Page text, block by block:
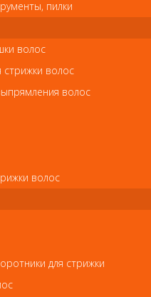
Ножевой блок 6 мм» может
с фотографиями и
ненадлежащего
пилки
волос
волос
волос
волос
для стрижки